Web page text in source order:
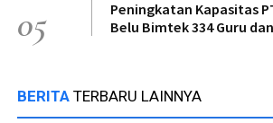
05
Peningkatan Kapasitas
Belu Bimtek 334 Guru
BERITA TERBARU LAINNYA